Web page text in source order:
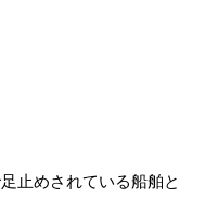
止めされている船舶と